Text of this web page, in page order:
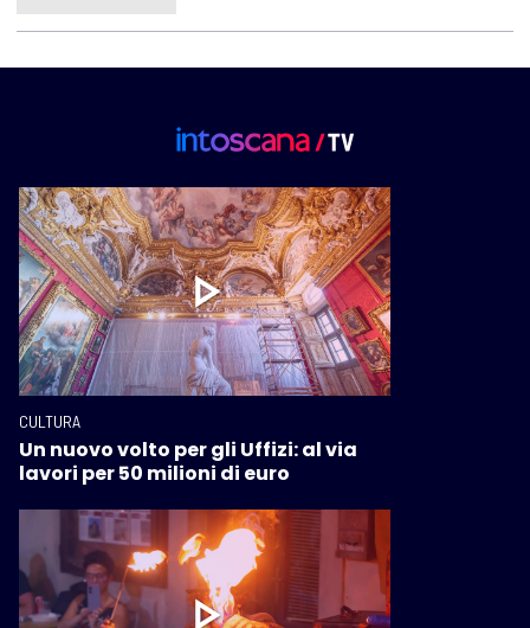
CULTURA
Un nuovo volto per gli Uffizi: al via
lavori per 50 milioni di euro